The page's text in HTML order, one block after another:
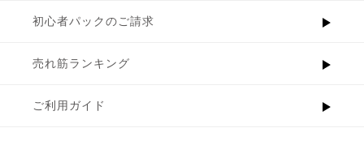
初心者パックのご請求
売れ筋ランキング
ご利用ガイド